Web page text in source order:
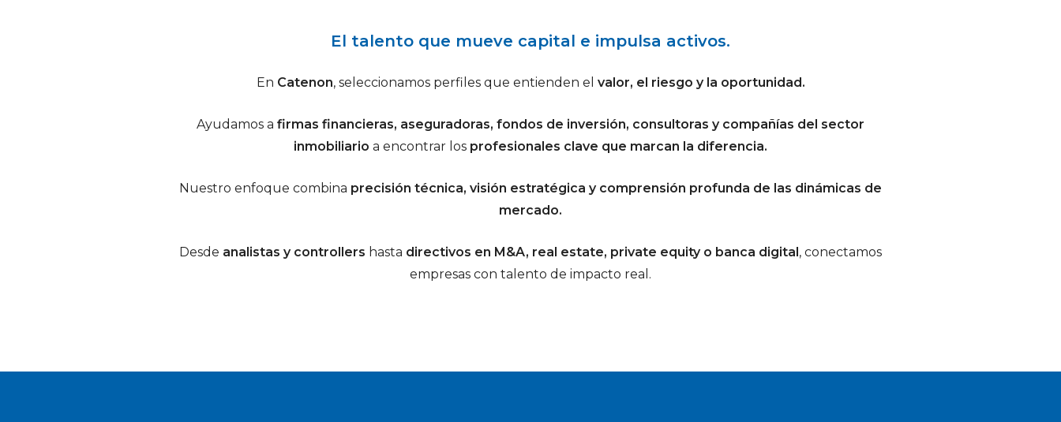
El talento que mueve capital e impulsa activos.
En Catenon, seleccionamos perfiles que entienden el valor, el riesgo y la oportunidad.
Ayudamos a firmas financieras, aseguradoras, fondos de inversión, consultoras y compañías del sector
inmobiliario a encontrar los profesionales clave que marcan la diferencia.
Nuestro enfoque combina precisión técnica, visión estratégica y comprensión profunda de las dinámicas de
mercado.
Desde analistas y controllers hasta directivos en M&A, real estate, private equity o banca digital, conectamos
empresas con talento de impacto real.